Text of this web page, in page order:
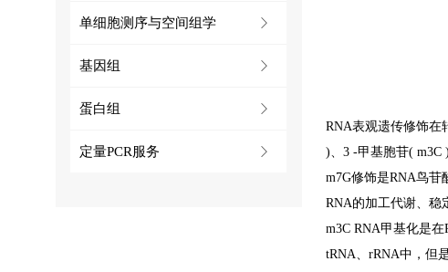
RNA表观遗传修饰在
)、3 -甲基胞苷( m3C
m7G修饰是RNA鸟苷
RNA的加工代谢、稳
m3C RNA甲基化是
tRNA、rRNA中，但
单细胞测序与空间组学 ꁕ
基因组 ꁕ
蛋白组 ꁕ
定量PCR服务 ꁕ